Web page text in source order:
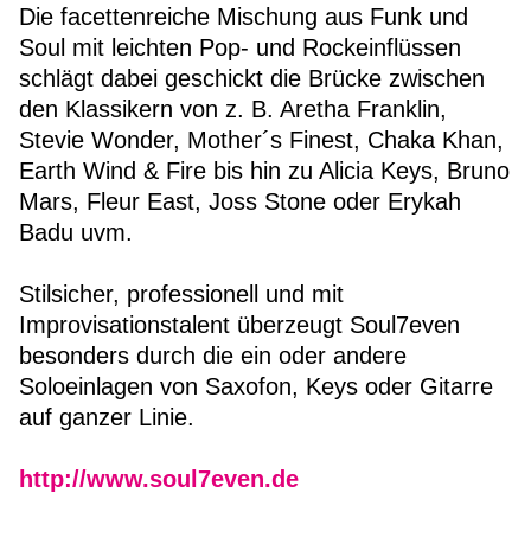
Die facettenreiche Mischung aus Funk und
Soul mit leichten Pop- und Rockeinflüssen
schlägt dabei geschickt die Brücke zwischen
den Klassikern von z. B. Aretha Franklin,
Stevie Wonder, Mother´s Finest, Chaka Khan,
Earth Wind & Fire bis hin zu Alicia Keys, Bruno
Mars, Fleur East, Joss Stone oder Erykah
Badu uvm.
Stilsicher, professionell und mit
Improvisationstalent überzeugt Soul7even
besonders durch die ein oder andere
Soloeinlagen von Saxofon, Keys oder Gitarre
auf ganzer Linie.
http://www.soul7even.de